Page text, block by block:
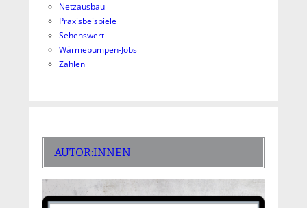
Netzausbau
Praxisbeispiele
Sehenswert
Wärmepumpen-Jobs
Zahlen
AUTOR:INNEN